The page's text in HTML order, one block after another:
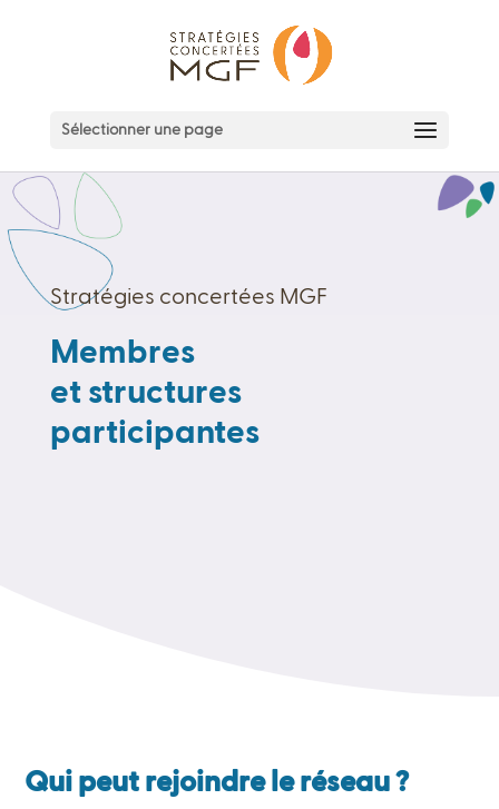
Sélectionner une page
Stratégies concertées MGF
Membres
et structures
participantes
Qui peut rejoindre le réseau ?